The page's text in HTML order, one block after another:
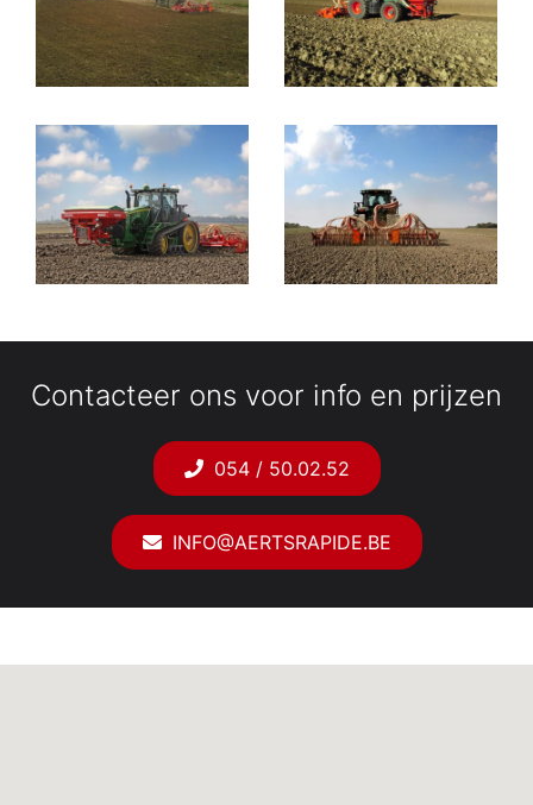
Contacteer ons voor info en prijzen
054 / 50.02.52
INFO@AERTSRAPIDE.BE